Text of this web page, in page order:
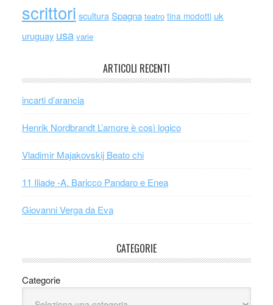
scrittori scultura Spagna teatro tina modotti uk
uruguay usa varie
ARTICOLI RECENTI
incarti d’arancia
Henrik Nordbrandt L’amore è così logico
Vladimir Majakovskij Beato chi
11 Iliade -A. Baricco Pandaro e Enea
Giovanni Verga da Eva
CATEGORIE
Categorie